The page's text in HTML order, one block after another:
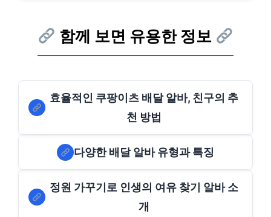
함께 보면 유용한 정보
효율적인 쿠팡이츠 배달 알바, 친구의 추
천 방법
다양한 배달 알바 유형과 특징
정원 가꾸기로 인생의 여유 찾기 알바 소
개